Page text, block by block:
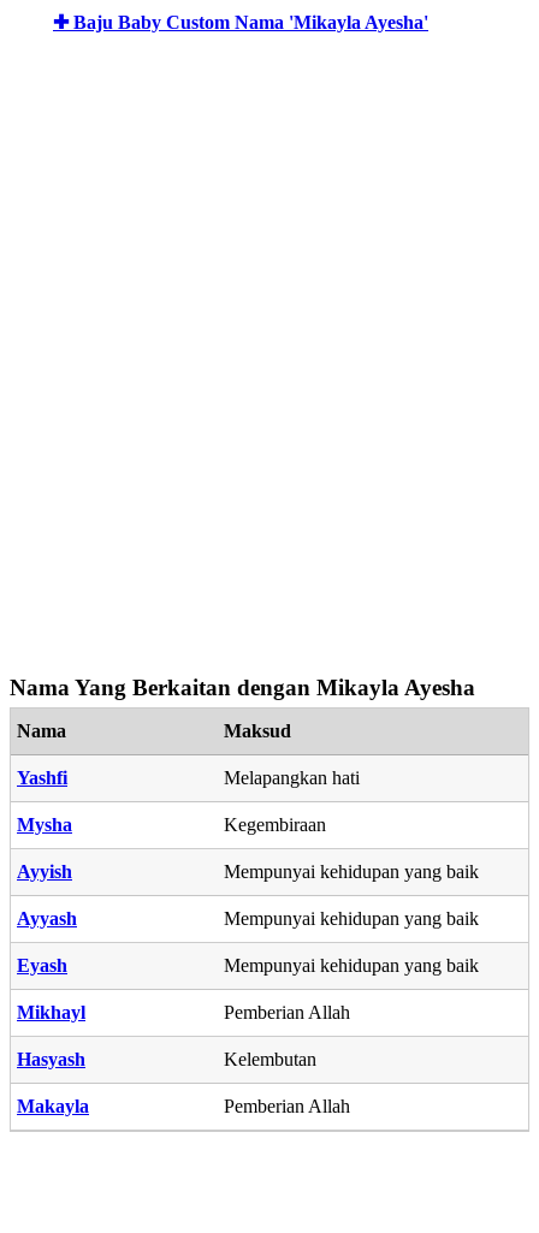
✚ Baju Baby Custom Nama 'Mikayla Ayesha'
Nama Yang Berkaitan dengan Mikayla Ayesha
Nama Maksud
Yashfi Melapangkan hati
Mysha Kegembiraan
Ayyish Mempunyai kehidupan yang baik
Ayyash Mempunyai kehidupan yang baik
Eyash Mempunyai kehidupan yang baik
Mikhayl Pemberian Allah
Hasyash Kelembutan
Makayla Pemberian Allah